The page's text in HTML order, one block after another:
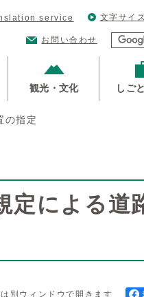
service 文字サイ
お問い合わせ
観光・文化 しご
の指定
定による道
別ウィンドウで開きます